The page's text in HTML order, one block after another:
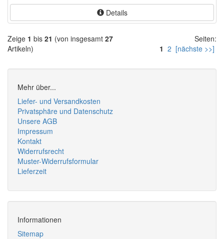
Details
Zeige 1 bis 21 (von insgesamt 27
Artikeln)
Seiten:
1 2 [nächste >>]
Mehr über...
Liefer- und Versandkosten
Privatsphäre und Datenschutz
Unsere AGB
Impressum
Kontakt
Widerrufsrecht
Muster-Widerrufsformular
Lieferzeit
Informationen
Sitemap